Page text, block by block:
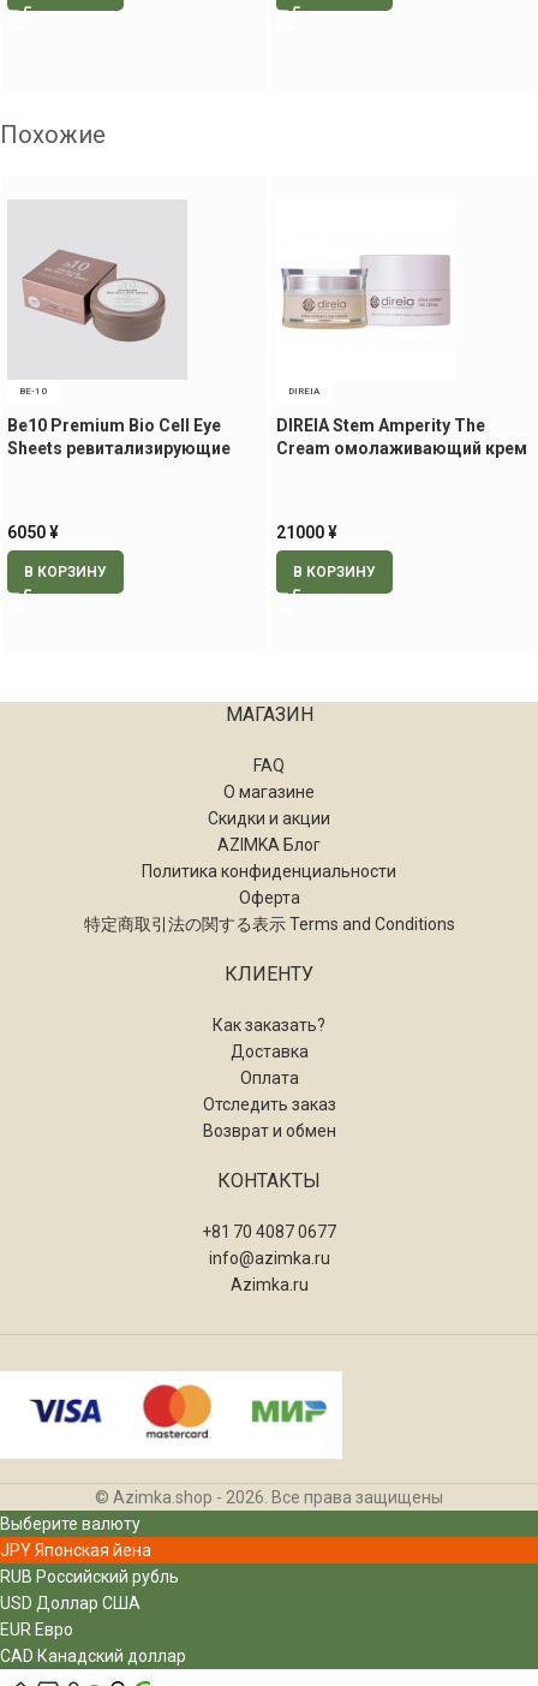
Похожие
BE-10
Be10 Premium Bio Cell Eye
Sheets ревитализирующие
6050¥
В КОРЗИНУ
DIREIA
DIREIA Stem Amperity The
Cream омолаживающий крем
21000¥
В КОРЗИНУ
МАГАЗИН
FAQ
О магазине
Скидки и акции
AZIMKA Блог
Политика конфиденциальности
Оферта
特定商取引法の関する表示 Terms and Conditions
КЛИЕНТУ
Как заказать?
Доставка
Оплата
Отследить заказ
Возврат и обмен
КОНТАКТЫ
+81 70 4087 0677
info@azimka.ru
Azimka.ru
© Azimka.shop - 2026. Все права защищены
Выберите валюту
JPYЯпонская йена
RUB Российский рубль
USD Доллар США
EUR Евро
CAD Канадский доллар